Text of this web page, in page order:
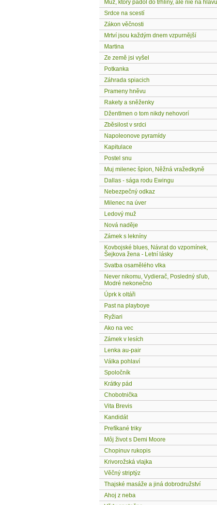
Muž, ktorý padol do trhliny, ale nie na hlavu
Srdce na scestí
Zákon věčnosti
Mrtví jsou každým dnem vzpurnější
Martina
Ze země jsi vyšel
Potkanka
Záhrada spiacich
Prameny hněvu
Rakety a sněženky
Džentlmen o tom nikdy nehovorí
Zběsilost v srdci
Napoleonove pyramídy
Kapitulace
Postel snu
Muj milenec špion, Něžná vražedkyně
Dallas - sága rodu Ewingu
Nebezpečný odkaz
Milenec na úver
Ledový muž
Nová naděje
Zámek s lekníny
Kovbojské blues, Návrat do vzpomínek,
Šejkova žena - Letní lásky
Svatba osamělého vlka
Never nikomu, Vydierač, Posledný sľub,
Modré nekonečno
Úprk k oltáři
Past na playboye
Ryžiari
Ako na vec
Zámek v lesích
Lenka au-pair
Válka pohlaví
Spoločník
Krátky pád
Chobotnička
Vita Brevis
Kandidát
Prefíkané triky
Môj život s Demi Moore
Chopinuv rukopis
Krivorožská vlajka
Věčný striptýz
Thajské masáže a jiná dobrodružství
Ahoj z neba